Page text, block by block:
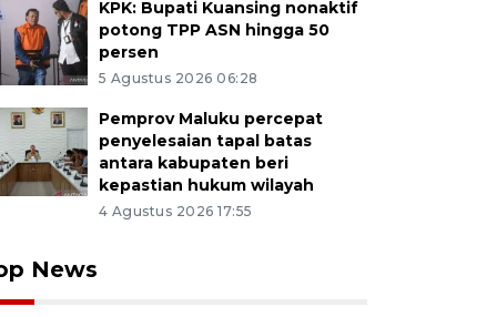
KPK: Bupati Kuansing nonaktif
potong TPP ASN hingga 50
persen
5 Agustus 2026 06:28
Pemprov Maluku percepat
penyelesaian tapal batas
antara kabupaten beri
kepastian hukum wilayah
4 Agustus 2026 17:55
News